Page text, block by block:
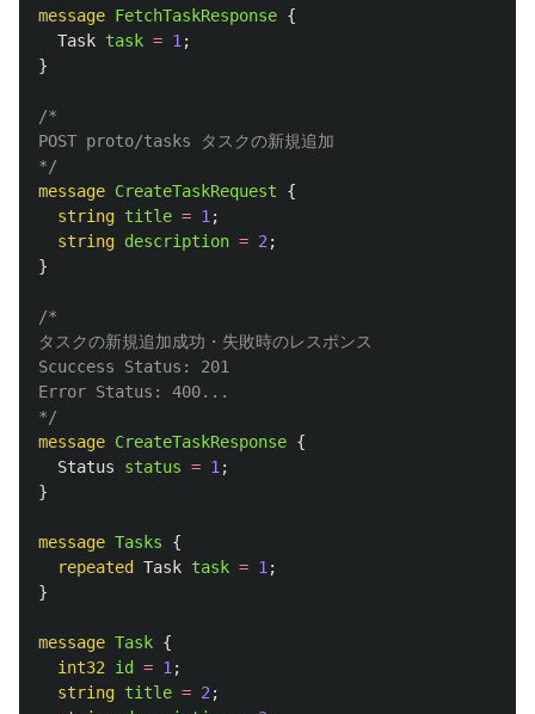
message FetchTaskResponse {
Task task = 1 ;
}
/*
POST proto/tasks タスクの新規追加
*/
message CreateTaskRequest
{
string title = 1 ;
string description = 2 ;
}
/*
タスクの新規追加成功・失敗時のレスポンス
Scuccess Status: 201
Error Status: 400...
*/
message CreateTaskResponse {
Status
status = 1 ;
}
message Tasks
{
repeated
Task task = 1 ;
}
message Task {
int32
id = 1 ;
string title = 2 ;